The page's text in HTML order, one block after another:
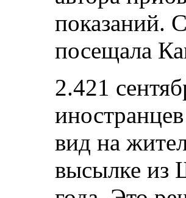
показаний.
посещала
2.421
вид на
высылке из